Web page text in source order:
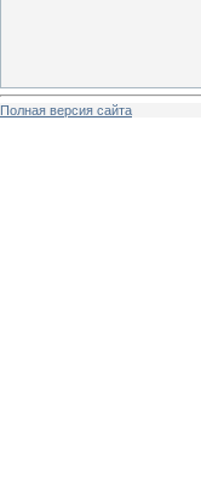
Полная версия сайта